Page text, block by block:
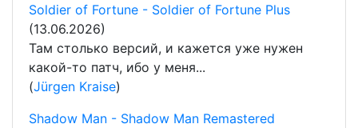
Soldier of Fortune - Soldier of Fortune Plus
(13.06.2026)
Там столько версий, и кажется уже нужен
какой-то патч, ибо у меня...
(Jürgen Kraise)
Shadow Man - Shadow Man Remastered